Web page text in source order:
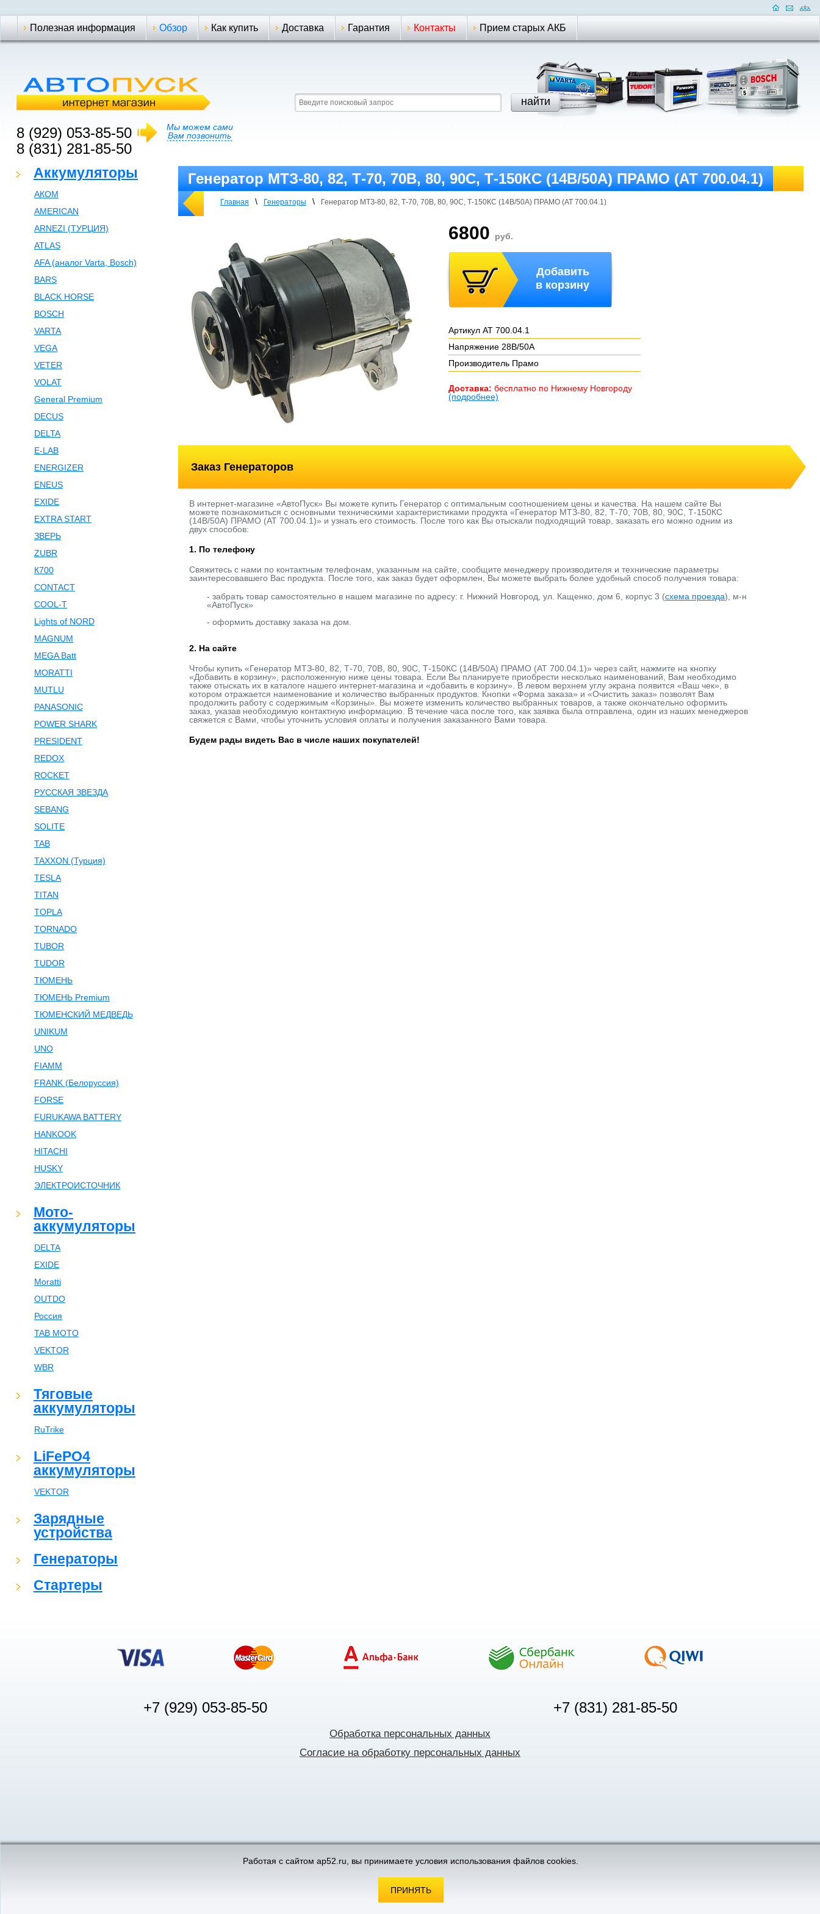
Полезная информация Обзор Как купить Доставка Гарантия Контакты Прием старых АКБ
8 (929) 053-85-50
8 (831) 281-85-50
Мы можем сами
Вам позвонить
Аккумуляторы
АКОМ
AMERICAN
ARNEZI (ТУРЦИЯ)
ATLAS
AFA (аналог Varta, Bosch)
BARS
BLACK HORSE
BOSCH
VARTA
VEGA
VETER
VOLAT
General Premium
DECUS
DELTA
E-LAB
ENERGIZER
ENEUS
EXIDE
EXTRA START
ЗВЕРЬ
ZUBR
К700
CONTACT
COOL-T
Lights of NORD
MAGNUM
MEGA Batt
MORATTI
MUTLU
PANASONIC
POWER SHARK
PRESIDENT
REDOX
ROCKET
РУССКАЯ ЗВЕЗДА
SEBANG
SOLITE
TAB
TAXXON (Турция)
TESLA
TITAN
TOPLA
TORNADO
TUBOR
TUDOR
ТЮМЕНЬ
ТЮМЕНЬ Premium
ТЮМЕНСКИЙ МЕДВЕДЬ
UNIKUM
UNO
FIAMM
FRANK (Белоруссия)
FORSE
FURUKAWA BATTERY
HANKOOK
HITACHI
HUSKY
ЭЛЕКТРОИСТОЧНИК
Мото-
аккумуляторы
DELTA
EXIDE
Moratti
OUTDO
Россия
TAB MOTO
VEKTOR
WBR
Тяговые
аккумуляторы
RuTrike
LiFePO4
аккумуляторы
VEKTOR
Зарядные
устройства
Генераторы
Стартеры
Генератор МТЗ-80, 82, Т-70, 70В, 80, 90С, Т-150КС (14В/50А) ПРАМО (АТ 700.04.1)
Главная \ Генераторы \ Генератор МТЗ-80, 82, Т-70, 70В, 80, 90С, Т-150КС (14В/50А) ПРАМО (АТ 700.04.1)
6800 руб.
Добавить
в корзину
Артикул АТ 700.04.1
Напряжение 28В/50А
Производитель Прамо
Доставка: бесплатно по Нижнему Новгороду
(подробнее)
Заказ Генераторов
В интернет-магазине «АвтоПуск» Вы можете купить Генератор с оптимальным соотношением цены и качества. На нашем сайте Вы
можете познакомиться с основными техническими характеристиками продукта «Генератор МТЗ-80, 82, Т-70, 70В, 80, 90С, Т-150КС
(14В/50А) ПРАМО (АТ 700.04.1)» и узнать его стоимость. После того как Вы отыскали подходящий товар, заказать его можно одним из
двух способов:
1. По телефону
Свяжитесь с нами по контактным телефонам, указанным на сайте, сообщите менеджеру производителя и технические параметры
заинтересовавшего Вас продукта. После того, как заказ будет оформлен, Вы можете выбрать более удобный способ получения товара:
- забрать товар самостоятельно в нашем магазине по адресу: г. Нижний Новгород, ул. Кащенко, дом 6, корпус 3 (схема проезда), м-н
«АвтоПуск»
- оформить доставку заказа на дом.
2. На сайте
Чтобы купить «Генератор МТЗ-80, 82, Т-70, 70В, 80, 90С, Т-150КС (14В/50А) ПРАМО (АТ 700.04.1)» через сайт, нажмите на кнопку
«Добавить в корзину», расположенную ниже цены товара. Если Вы планируете приобрести несколько наименований, Вам необходимо
также отыскать их в каталоге нашего интернет-магазина и «добавить в корзину». В левом верхнем углу экрана появится «Ваш чек», в
котором отражается наименование и количество выбранных продуктов. Кнопки «Форма заказа» и «Очистить заказ» позволят Вам
продолжить работу с содержимым «Корзины». Вы можете изменить количество выбранных товаров, а также окончательно оформить
заказ, указав необходимую контактную информацию. В течение часа после того, как заявка была отправлена, один из наших менеджеров
свяжется с Вами, чтобы уточнить условия оплаты и получения заказанного Вами товара.
Будем рады видеть Вас в числе наших покупателей!
+7 (929) 053-85-50 +7 (831) 281-85-50
Обработка персональных данных
Согласие на обработку персональных данных
Работая с сайтом ap52.ru, вы принимаете условия использования файлов cookies.
ПРИНЯТЬ